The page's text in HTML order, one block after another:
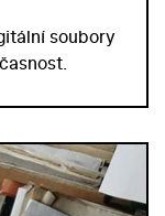
soubory